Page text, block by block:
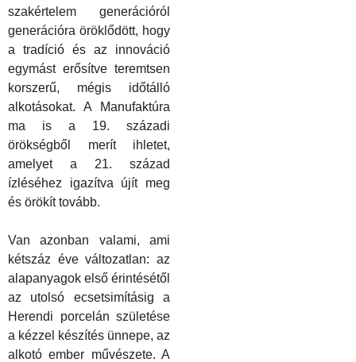
szakértelem generációról
generációra öröklődött, hogy
a tradíció és az innováció
egymást erősítve teremtsen
korszerű, mégis időtálló
alkotásokat. A Manufaktúra
ma is a 19. századi
örökségből merít ihletet,
amelyet a 21. század
ízléséhez igazítva újít meg
és örökít tovább.
Van azonban valami, ami
kétszáz éve változatlan: az
alapanyagok első érintésétől
az utolsó ecsetsimításig a
Herendi porcelán születése
a kézzel készítés ünnepe, az
alkotó ember művészete. A